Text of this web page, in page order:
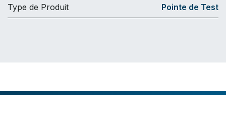
Type de Produit Pointe de Test